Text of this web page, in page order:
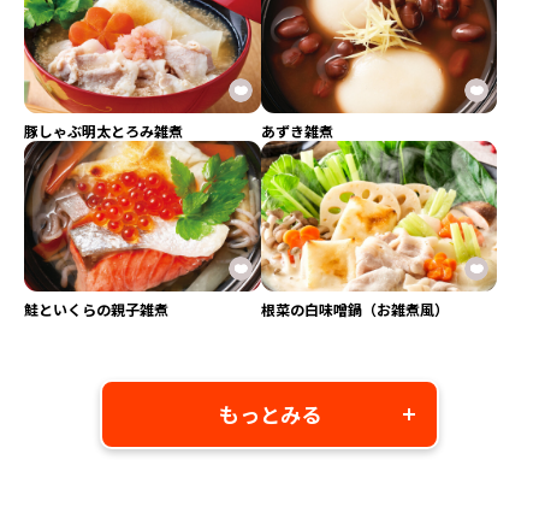
豚しゃぶ明太とろみ雑煮 あずき雑煮
鮭といくらの親子雑煮 根菜の白味噌鍋（お雑煮風）
もっとみる